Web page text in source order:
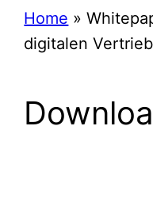
Home »
digitalen